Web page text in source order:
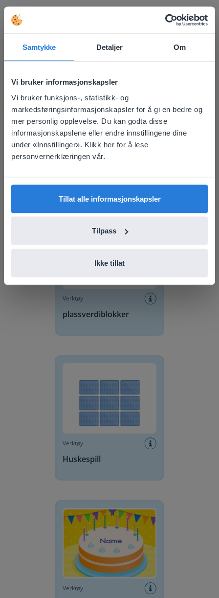
Samtykke Detaljer Om
Vi bruker informasjonskapsler
Vi bruker funksjons-, statistikk- og
markedsføringsinformasjonskapsler for å gi en bedre og
mer personlig opplevelse. Du kan godta disse
informasjonskapslene eller endre innstillingene dine
under «Innstillinger». Klikk her for å lese
personvernerklæringen vår.
Tillat alle informasjonskapsler
Tilpass
Ikke tillat
Oppdag mer
Mapa de assentos da sala de aula
Verktøy
Verktøy
plassverdiblokker
Verktøy
Huskespill
Verktøy
This website doesn't match
your location
Based on your location, we think you might
prefer to visit our English website. There you'll
English
Norsk